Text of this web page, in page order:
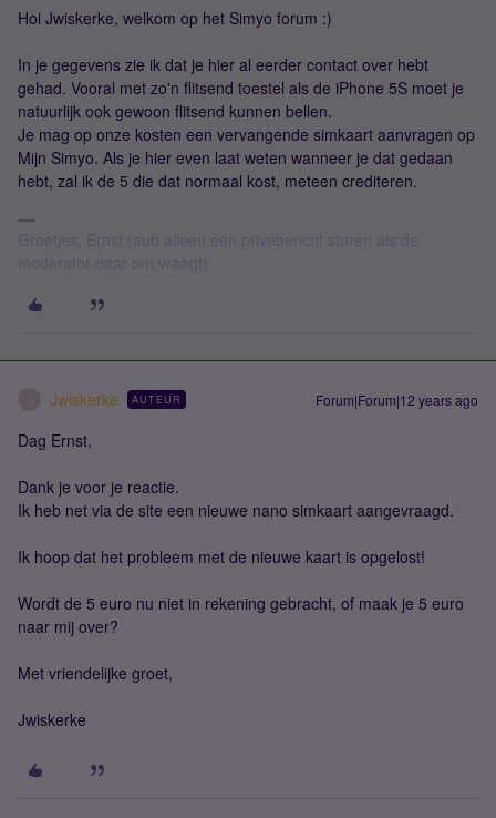
Hoi Jwiskerke, welkom op het Simyo forum :)
In je gegevens zie ik dat je hier al eerder contact over hebt
gehad. Vooral met zo'n flitsend toestel als de iPhone 5S moet je
natuurlijk ook gewoon flitsend kunnen bellen.
Je mag op onze kosten een vervangende simkaart aanvragen op
Mijn Simyo. Als je hier even laat weten wanneer je dat gedaan
hebt, zal ik de 5 die dat normaal kost, meteen crediteren.
Jwiskerke AUTEUR Forum|Forum|12 years ago
Dag Ernst,
Dank je voor je reactie.
Ik heb net via de site een nieuwe nano simkaart aangevraagd.
Ik hoop dat het probleem met de nieuwe kaart is opgelost!
Wordt de 5 euro nu niet in rekening gebracht, of maak je 5 euro
naar mij over?
Met vriendelijke groet,
Jwiskerke